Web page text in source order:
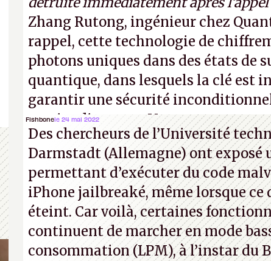
Zhang Rutong, ingénieur chez
rappel, cette technologie de
photons uniques dans des états de
quantique, dans lesquels la clé est
garantir une sécurité
parties distantes. Vous ne
normal, ça fait toujours ça avec le
photo : China Telecom)
Fishbonele 24 mai 2022
Des chercheurs de l’Université
Darmstadt (Allemagne) ont exposé
permettant d’exécuter du code
iPhone jailbreaké, même lorsque ce
éteint. Car voilà, certaines
continuent de marcher en mode
consommation (LPM), à l’instar du